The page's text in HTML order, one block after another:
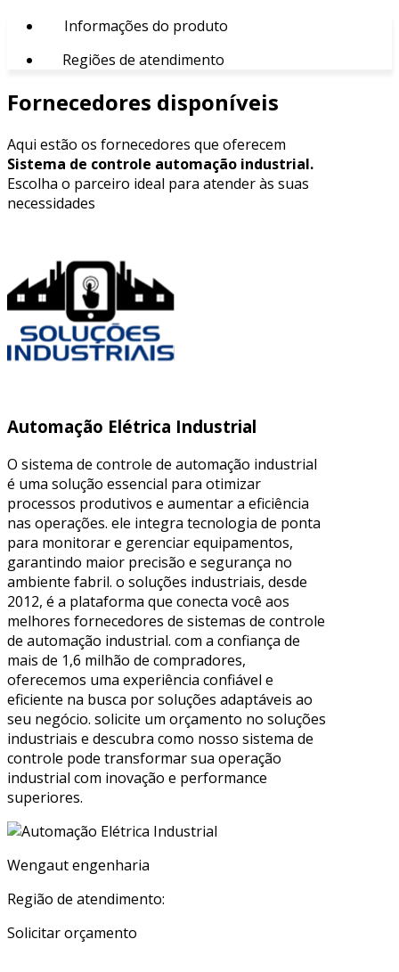
Informações do produto
Regiões de atendimento
Fornecedores disponíveis
Aqui estão os fornecedores que oferecem
Sistema de controle automação industrial.
Escolha o parceiro ideal para atender às suas
necessidades
Automação Elétrica Industrial
O sistema de controle de automação industrial
é uma solução essencial para otimizar
processos produtivos e aumentar a eficiência
nas operações. ele integra tecnologia de ponta
para monitorar e gerenciar equipamentos,
garantindo maior precisão e segurança no
ambiente fabril. o soluções industriais, desde
2012, é a plataforma que conecta você aos
melhores fornecedores de sistemas de controle
de automação industrial. com a confiança de
mais de 1,6 milhão de compradores,
oferecemos uma experiência confiável e
eficiente na busca por soluções adaptáveis ao
seu negócio. solicite um orçamento no soluções
industriais e descubra como nosso sistema de
controle pode transformar sua operação
industrial com inovação e performance
superiores.
Wengaut engenharia
Região de atendimento:
Solicitar orçamento